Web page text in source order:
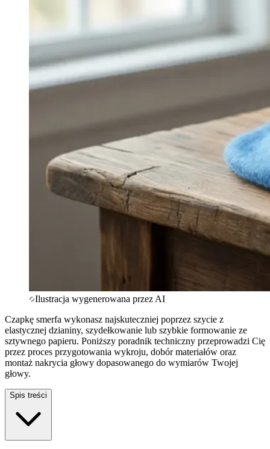
Ilustracja wygenerowana przez AI
Czapkę smerfa wykonasz najskuteczniej poprzez szycie z
elastycznej dzianiny, szydełkowanie lub szybkie formowanie ze
sztywnego papieru. Poniższy poradnik techniczny przeprowadzi Cię
przez proces przygotowania wykroju, dobór materiałów oraz
montaż nakrycia głowy dopasowanego do wymiarów Twojej
głowy.
Spis treści